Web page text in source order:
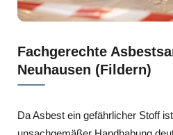
Fachgerechte
Neuhausen (Fildern)
Da Asbest ein gefährlicher Stoff